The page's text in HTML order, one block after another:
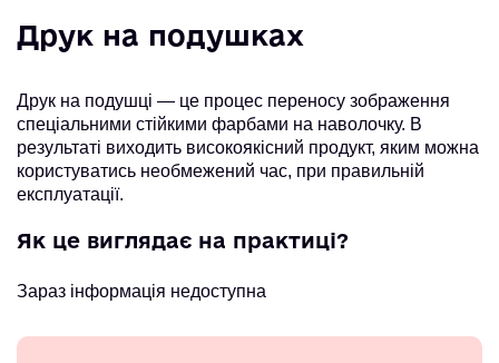
Друк на подушках
Друк на подушці — це процес переносу зображення
спеціальними стійкими фарбами на наволочку. В
результаті виходить високоякісний продукт, яким можна
користуватись необмежений час, при правильній
експлуатації.
Як це виглядає на практиці?
Зараз інформація недоступна